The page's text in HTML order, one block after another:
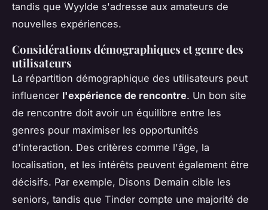
tandis que Wyylde s'adresse aux amateurs de
nouvelles expériences.
Considérations démographiques et genre des
utilisateurs
La répartition démographique des utilisateurs peut
influencer l'expérience de rencontre. Un bon site
de rencontre doit avoir un équilibre entre les
genres pour maximiser les opportunités
d'interaction. Des critères comme l'âge, la
localisation, et les intérêts peuvent également être
décisifs. Par exemple, Disons Demain cible les
seniors, tandis que Tinder compte une majorité de